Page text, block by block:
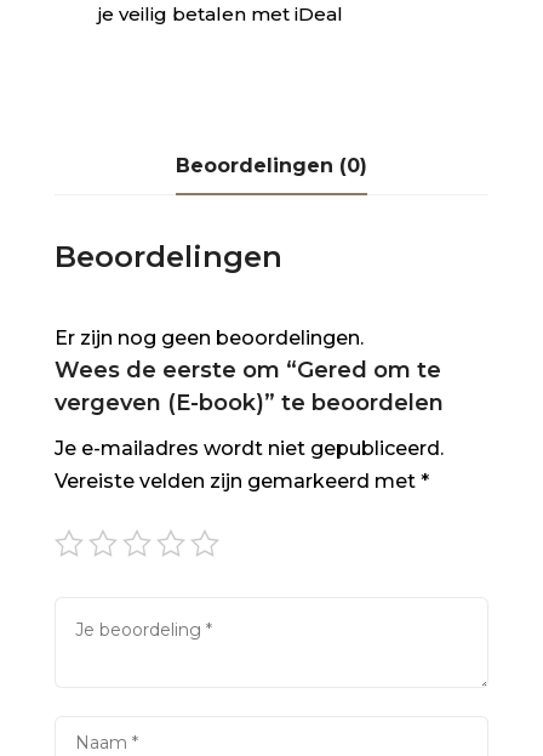
je veilig betalen met iDeal
Beoordelingen (0)
Beoordelingen
Er zijn nog geen beoordelingen.
Wees de eerste om “Gered om te
vergeven (E-book)” te beoordelen
Je e-mailadres wordt niet gepubliceerd.
Vereiste velden zijn gemarkeerd met *